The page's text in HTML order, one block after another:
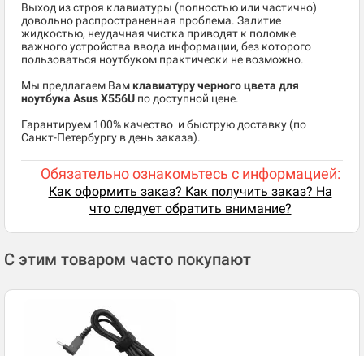
Выход из строя клавиатуры (полностью или частично)
довольно распространенная проблема. Залитие
жидкостью, неудачная чистка приводят к поломке
важного устройства ввода информации, без которого
пользоваться ноутбуком практически не возможно.
Мы предлагаем Вам клавиатуру черного цвета для
ноутбука Asus X556U по доступной цене.
​Гарантируем 100% качество и быструю доставку (по
Санкт-Петербургу в день заказа).
Обязательно ознакомьтесь с информацией:
Как оформить заказ? Как получить заказ? На
что следует обратить внимание?
С этим товаром часто покупают